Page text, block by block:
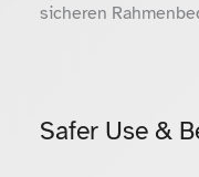
sicheren
Safer Use &